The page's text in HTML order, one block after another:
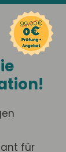
für